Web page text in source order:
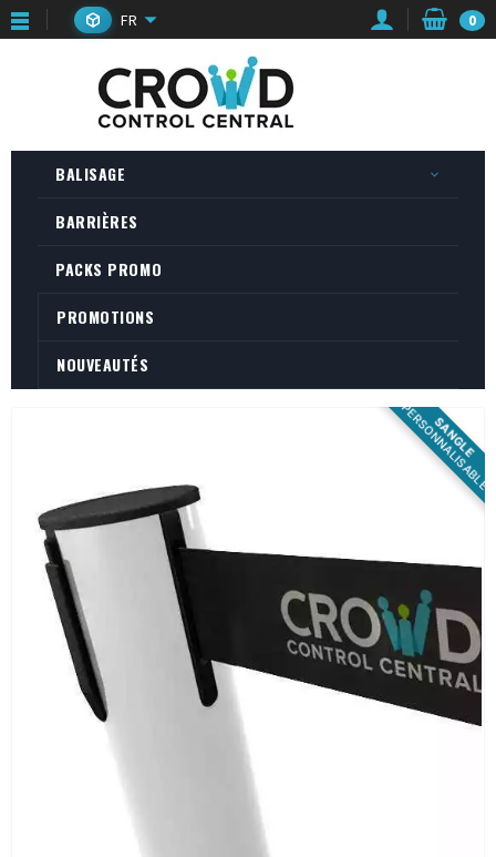
FR 0
BALISAGE
BARRIÈRES
PACKS PROMO
PROMOTIONS
NOUVEAUTÉS
SANGLE
PERSONNALISABLE